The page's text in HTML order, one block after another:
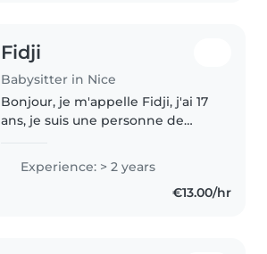
Fidji
Babysitter in Nice
Bonjour, je m'appelle Fidji, j'ai 17
ans, je suis une personne de
mon diplôme de premier
secours (psc1) J'ai un petit frere
Experience: > 2 years
€13.00/hr